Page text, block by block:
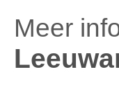
Meer